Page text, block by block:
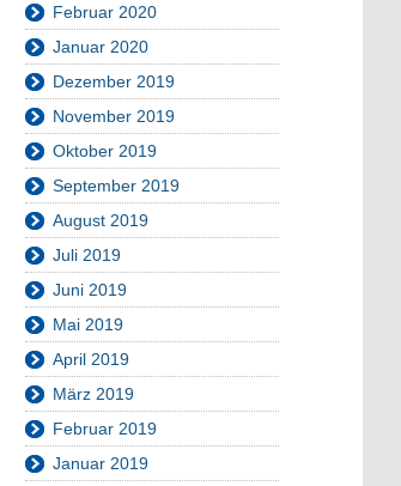
Februar 2020
Januar 2020
Dezember 2019
November 2019
Oktober 2019
September 2019
August 2019
Juli 2019
Juni 2019
Mai 2019
April 2019
März 2019
Februar 2019
Januar 2019